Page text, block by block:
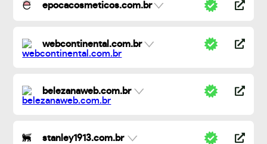
epocacosmeticos.com.br
webcontinental.com.br
belezanaweb.com.br
stanley1913.com.br